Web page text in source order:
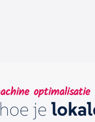
optimalisatie
je